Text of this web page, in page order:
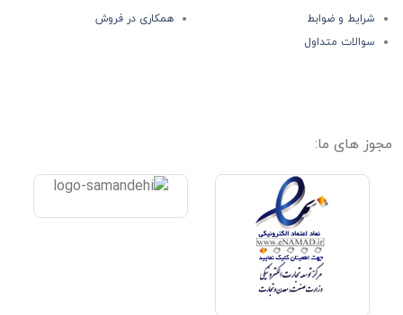
شرایط و ضوابط
سوالات متداول
همکاری در فروش
مجوز های ما: